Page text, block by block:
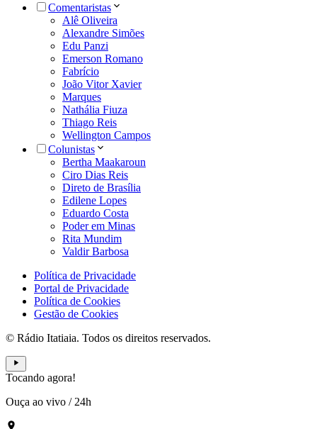
Comentaristas
Alê Oliveira
Alexandre Simões
Edu Panzi
Emerson Romano
Fabrício
João Vitor Xavier
Marques
Nathália Fiuza
Thiago Reis
Wellington Campos
Colunistas
Bertha Maakaroun
Ciro Dias Reis
Direto de Brasília
Edilene Lopes
Eduardo Costa
Poder em Minas
Rita Mundim
Valdir Barbosa
Política de Privacidade
Portal de Privacidade
Política de Cookies
Gestão de Cookies
© Rádio Itatiaia. Todos os direitos reservados.
Tocando agora!
Ouça ao vivo / 24h